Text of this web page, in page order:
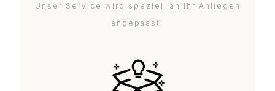
Unser Service wird speziell an Ihr Anliegen
angepasst.